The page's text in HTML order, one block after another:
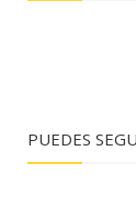
PUEDES